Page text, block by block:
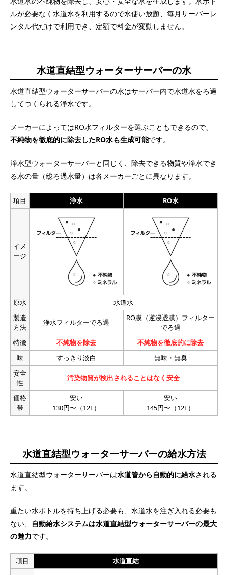
ルが必要なく水道水を利用するので水使い放題、毎月サーバーレ
ンタル代だけで利用でき、定額で料金が変動しません。
水道直結型ウォーターサーバーの水
水道直結型ウォーターサーバーの水はサーバー内で水道水をろ過
してつくられる浄水です。
メーカーによってはRO水フィルターを選ぶこともできるので、
不純物を徹底的に除去したRO水も生成可能です。
浄水型ウォーターサーバーと同じく、除去できる物質や浄水でき
る水の量（総ろ過水量）は各メーカーごとに異なります。
項目 浄水 RO水
イメ
ージ
原水
水道水
製造
方法
浄水フィルターでろ過
RO膜（逆浸透膜）フィルター
でろ過
特徴
不純物を除去
不純物を徹底的に除去
味
すっきり淡白
無味・無臭
安全
性
汚染物質が検出されることはなく安全
価格
帯
安い
130円〜（12L）
安い
145円〜（12L）
水道直結型ウォーターサーバーの給水方法
水道直結型ウォーターサーバーは水道管から自動的に給水される
ます。
重たい水ボトルを持ち上げる必要も、水道水を注ぎ入れる必要も
ない、
自動給水システムは水道直結型ウォーターサーバーの最大
の魅力です。
項目 水道直結